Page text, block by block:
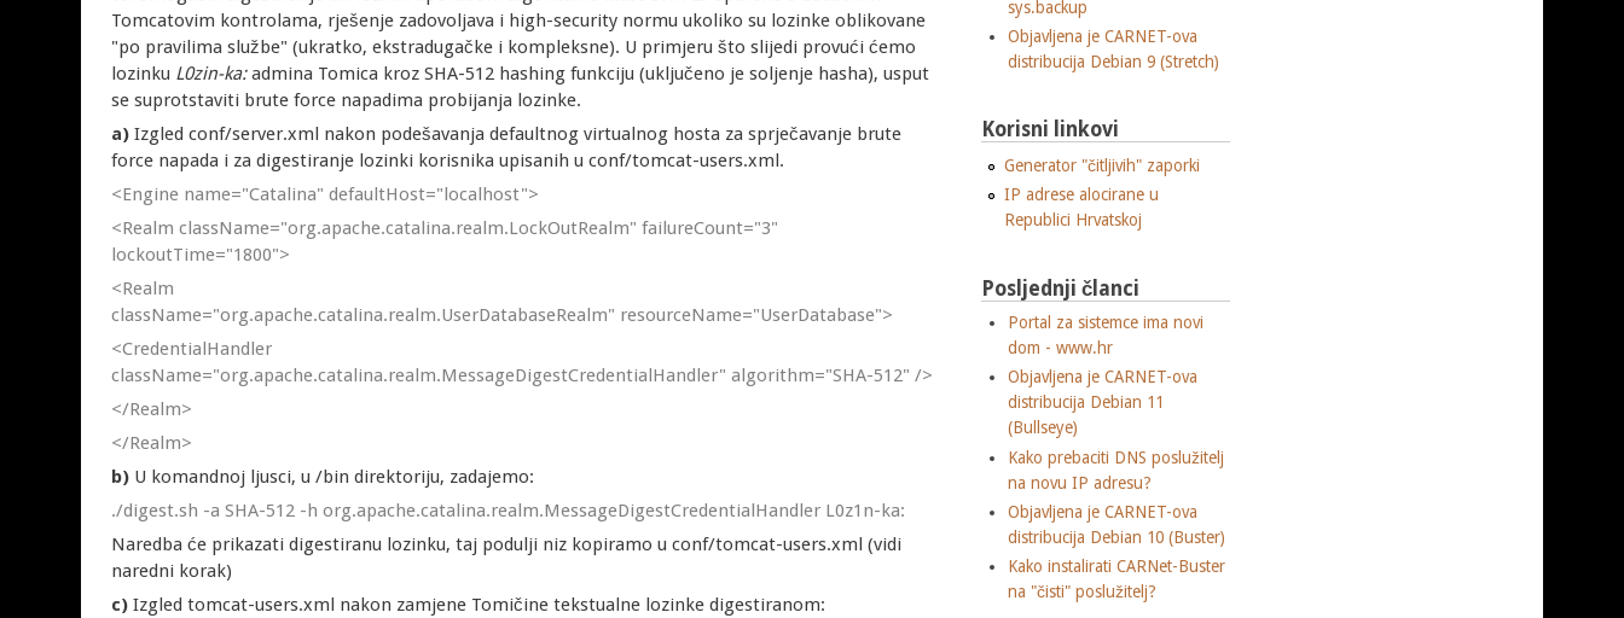
Tomcatovim kontrolama, rješenje zadovoljava i high-security normu ukoliko su lozinke oblikovane
"po pravilima službe" (ukratko, ekstradugačke i kompleksne). U primjeru što slijedi provući ćemo
lozinku L0zin-ka:admina Tomica kroz SHA-512 hashing funkciju (uključeno je soljenje hasha), usput
se suprotstaviti brute force napadima probijanja lozinke.
a) Izgled conf/server.xml nakon podešavanja defaultnog virtualnog hosta za sprječavanje brute
force napada i za digestiranje lozinki korisnika upisanih u conf/tomcat-users.xml.
<Engine name="Catalina" defaultHost="localhost">
<Realm className="org.apache.catalina.realm.LockOutRealm" failureCount="3"
lockoutTime="1800">
<Realm
className="org.apache.catalina.realm.UserDatabaseRealm" resourceName="UserDatabase">
<CredentialHandler
className="org.apache.catalina.realm.MessageDigestCredentialHandler" algorithm="SHA-512" />
</Realm>
</Realm>
b) U komandnoj ljusci, u /bin direktoriju, zadajemo:
./digest.sh -a SHA-512 -h org.apache.catalina.realm.MessageDigestCredentialHandler L0z1n-ka:
Naredba će prikazati digestiranu lozinku, taj podulji niz kopiramo u conf/tomcat-users.xml (vidi
naredni korak)
c) Izgled tomcat-users.xml nakon zamjene Tomičine tekstualne lozinke digestiranom:
sys.backup
Objavljena je CARNET-ova
distribucija Debian 9 (Stretch)
Korisni linkovi
Generator "čitljivih" zaporki
IP adrese alocirane u
Republici Hrvatskoj
Posljednji članci
Portal za sistemce ima novi
dom - www.hr
Objavljena je CARNET-ova
distribucija Debian 11
(Bullseye)
Kako prebaciti DNS poslužitelj
na novu IP adresu?
Objavljena je CARNET-ova
distribucija Debian 10 (Buster)
Kako instalirati CARNet-Buster
na "čisti" poslužitelj?